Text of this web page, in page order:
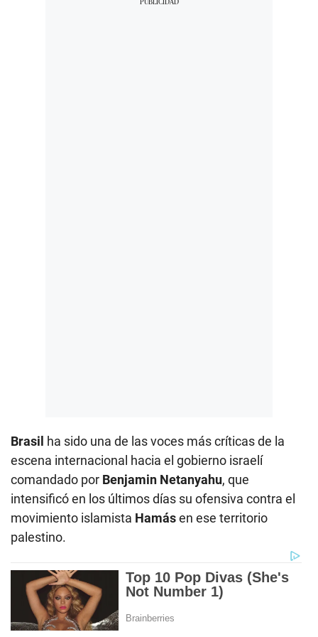
Brasil ha sido una de las voces más críticas de la
escena internacional hacia el gobierno israelí
comandado por Benjamin Netanyahu, que
intensificó en los últimos días su ofensiva contra el
movimiento islamista Hamásen ese territorio
palestino.